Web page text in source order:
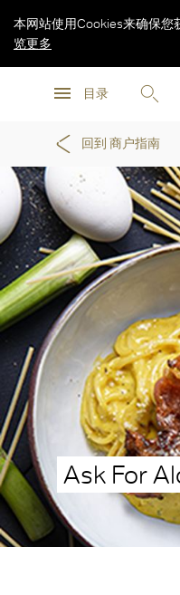
目录
本网站使用Cookies来确保您
览更多
回到 商户指南
Ask For